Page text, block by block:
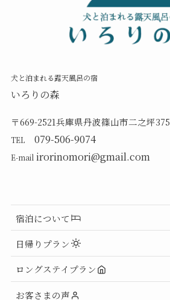
犬と泊まれる露天風呂の宿
いろりの森
〒669-2521兵庫県丹波篠山市二之坪375
TEL079-506-9074
E-mailirorinomori@gmail.com
宿泊について
日帰りプラン
ロングステイプラン
お客さまの声